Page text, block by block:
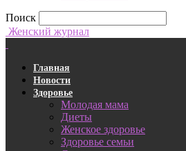
Поиск
Женский журнал
Главная
Новости
Здоровье
Молодая мама
Диеты
Женское здоровье
Здоровье семьи